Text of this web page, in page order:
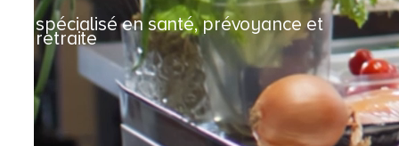
spécialisé en santé, prévoyance et
retraite